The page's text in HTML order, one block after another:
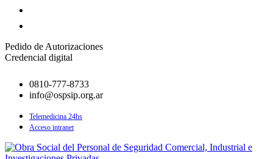
Pedido de Autorizaciones
Credencial digital
0810-777-8733
info@ospsip.org.ar
Telemedicina 24hs
Acceso intranet